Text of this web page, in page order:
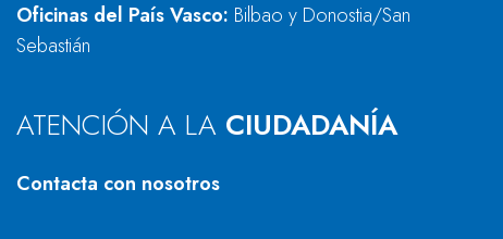
Oficinas del País Vasco: Bilbao y Donostia/San
Sebastián
ATENCIÓN A LA CIUDADANÍA
Contacta con nosotros